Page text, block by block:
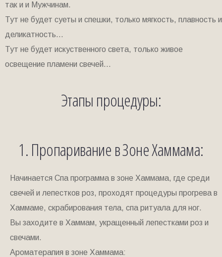
так и и Мужчинам.
Тут не будет суеты и спешки, только мягкость, плавность и
деликатность...
Тут не будет искуственного света, только живое
освещение пламени свечей...
Этапы процедуры:
1. Пропаривание в Зоне Хаммама:
Начинается Спа программа в зоне Хаммама, где среди
свечей и лепестков роз, проходят процедуры прогрева в
Хаммаме, скрабирования тела, спа ритуала для ног.
Вы заходите в Хаммам, укращенный лепестками роз и
свечами.
Ароматерапия в зоне Хаммама: